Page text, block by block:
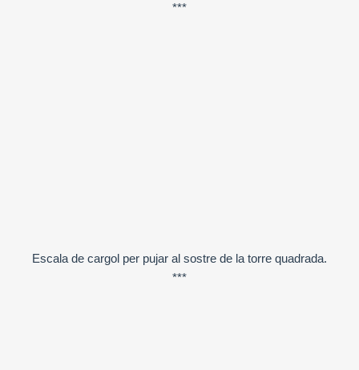
***
Escala de cargol per pujar al sostre de la torre quadrada.
***